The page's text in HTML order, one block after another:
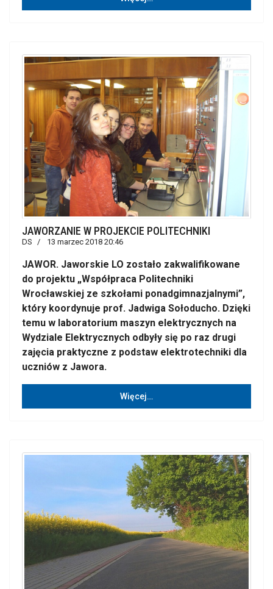
JAWORZANIE W PROJEKCIE POLITECHNIKI
DS 13 marzec 2018 20:46
JAWOR. Jaworskie LO zostało zakwalifikowane
do projektu „Współpraca Politechniki
Wrocławskiej ze szkołami ponadgimnazjalnymi”,
który koordynuje prof. Jadwiga Sołoducho. Dzięki
temu w laboratorium maszyn elektrycznych na
Wydziale Elektrycznych odbyły się po raz drugi
zajęcia praktyczne z podstaw elektrotechniki dla
uczniów z Jawora.
Więcej…